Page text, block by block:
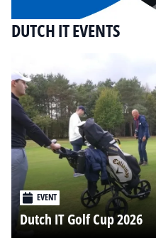
DUTCH IT EVENTS
EVENT
Dutch IT Golf Cup 2026